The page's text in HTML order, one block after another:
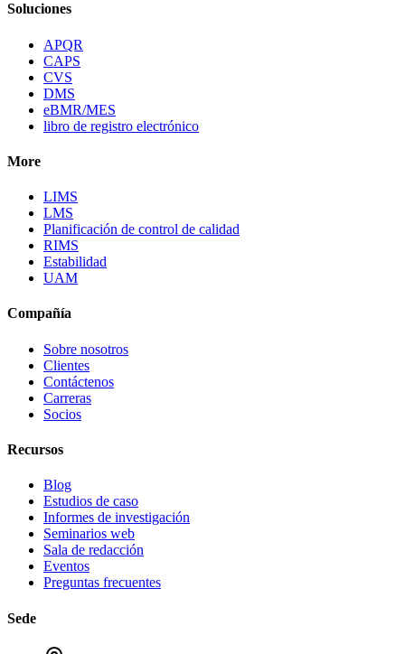
Soluciones
APQR
CAPS
CVS
DMS
eBMR/MES
libro de registro electrónico
More
LIMS
LMS
Planificación de control de calidad
RIMS
Estabilidad
UAM
Compañía
Sobre nosotros
Clientes
Contáctenos
Carreras
Socios
Recursos
Blog
Estudios de caso
Informes de investigación
Seminarios web
Sala de redacción
Eventos
Preguntas frecuentes
Sede